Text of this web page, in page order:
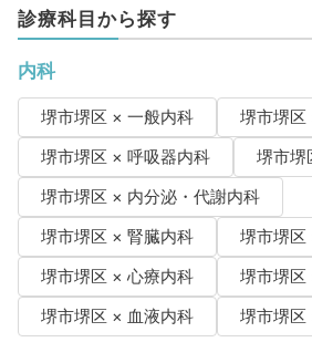
診療科目から探す
内科
堺市堺区 × 一般内科
堺市堺区
堺市堺区 × 呼吸器内科
堺市堺
堺市堺区 × 内分泌・代謝内科
堺市堺区 × 腎臓内科
堺市堺区
堺市堺区 × 心療内科
堺市堺区
堺市堺区 × 血液内科
堺市堺区